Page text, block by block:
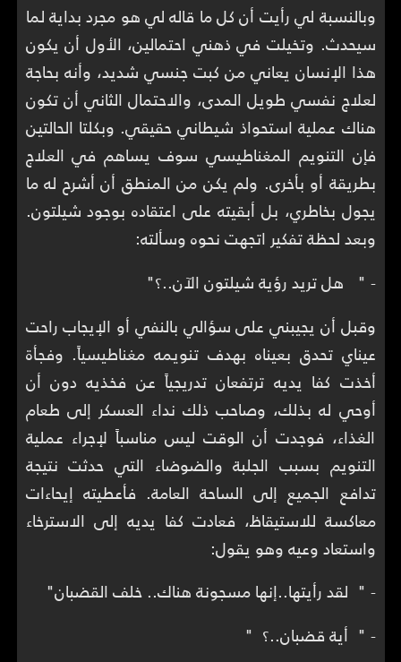
وبالنسبة لي رأيت أن كل ما قاله لي هو مجرد بداية لما
سيحدث. وتخيلت في ذهني احتمالين، الأول أن يكون
هذا الإنسان يعاني من كبت جنسي شديد، وأنه بحاجة
لعلاج نفسي طويل المدى، والاحتمال الثاني أن تكون
هناك عملية استحواذ شيطاني حقيقي. وبكلتا الحالتين
فإن التنويم المغناطيسي سوف يساهم في العلاج
بطريقة أو بأخرى. ولم يكن من المنطق أن أشرح له ما
يجول بخاطري، بل أبقيته على اعتقاده بوجود شيلتون.
وبعد لحظة تفكير اتجهت نحوه وسألته:
- " هل تريد رؤية شيلتون الآن..؟"
وقبل أن يجيبني على سؤالي بالنفي أو الإيجاب راحت
عيناي تحدق بعيناه بهدف تنويمه مغناطيسياً. وفجأة
أخذت كفا يديه ترتفعان تدريجياً عن فخذيه دون أن
أوحي له بذلك، وصاحب ذلك نداء العسكر إلى طعام
الغذاء، فوجدت أن الوقت ليس مناسباً لإجراء عملية
التنويم بسبب الجلبة والضوضاء التي حدثت نتيجة
تدافع الجميع إلى الساحة العامة. فأعطيته إيحاءات
معاكسة للاستيقاظ، فعادت كفا يديه إلى الاسترخاء
واستعاد وعيه وهو يقول:
- " لقد رأيتها..إنها مسجونة هناك.. خلف القضبان"
- " أية قضبان..؟ "